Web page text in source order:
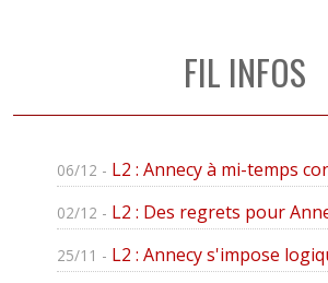
FIL INFOS
06/12 - L2 : Annecy à mi-temps
02/12 - L2 : Des regrets pour
25/11 - L2 : Annecy s'impose